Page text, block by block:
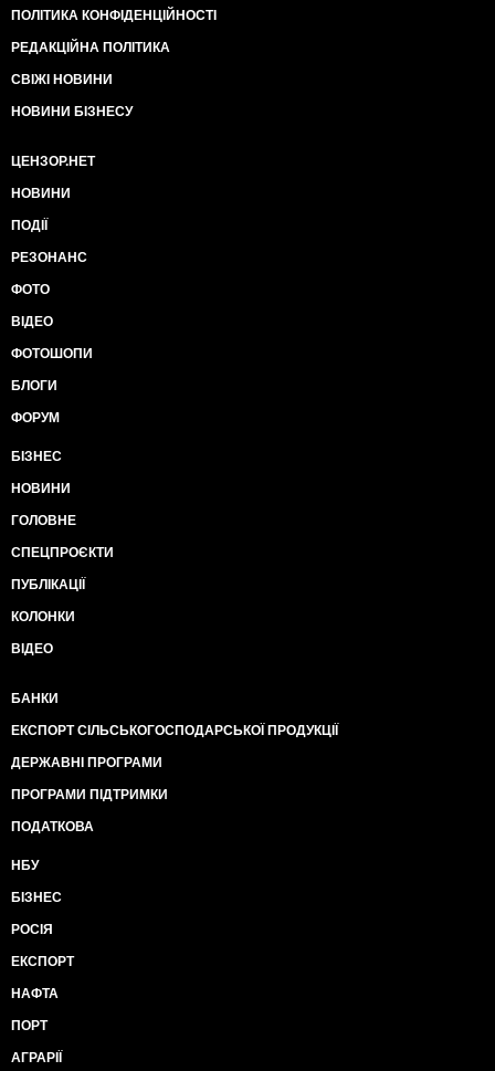
ПОЛІТИКА КОНФІДЕНЦІЙНОСТІ
РЕДАКЦІЙНА ПОЛІТИКА
СВІЖІ НОВИНИ
НОВИНИ БІЗНЕСУ
ЦЕНЗОР.НЕТ
НОВИНИ
ПОДІЇ
РЕЗОНАНС
ФОТО
ВІДЕО
ФОТОШОПИ
БЛОГИ
ФОРУМ
БІЗНЕС
НОВИНИ
ГОЛОВНЕ
СПЕЦПРОЄКТИ
ПУБЛІКАЦІЇ
КОЛОНКИ
ВІДЕО
БАНКИ
ЕКСПОРТ СІЛЬСЬКОГОСПОДАРСЬКОЇ ПРОДУКЦІЇ
ДЕРЖАВНІ ПРОГРАМИ
ПРОГРАМИ ПІДТРИМКИ
ПОДАТКОВА
НБУ
БІЗНЕС
РОСІЯ
ЕКСПОРТ
НАФТА
ПОРТ
АГРАРІЇ